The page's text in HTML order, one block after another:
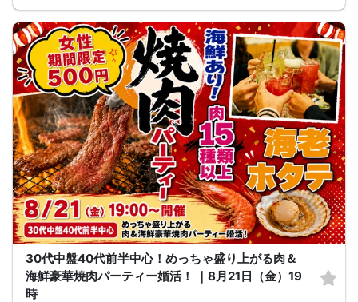
・ディズニーチケットや巨大ぬいぐるみなど豪華景品が当たるチャンスあり
・年齢制限なしで、幅広い出会いのきっかけを作りやすい！
📋 【イベント概要】
所要時間： 約2時間15分
進行形式： グループトーク ＋ ビンゴ大会 ＋ 個別トーク
ご飲食： あり（お食事付き）
対象： 年齢制限なしの独身男女
最少催行人数： 男女各5対5から開催
⚠️ 注意事項【キャンセルポリシー】
開催前日までに最小催行人数（5対5）に満たない場合は中止となります。不催行
の際は前日までにご連絡いたします（急なキャンセルによる不催行時も都度ご連
絡します）。
3日前より発生するキャンセル料については、運営上キャンセル料（活動費）が発
生することがございます。（一般参加費100％）
一度お申し込みをされたパーティーをキャンセルする場合：オミカレのシステム
上「キャンセル処理料（2,000円）」が発生します。
※一度キャンセルしたパーティーを再度ご予約された場合でも、≪キャンセル処理
の回数≫に応じてキャンセル処理費が発生いたします。
キャンセル料の支払いは銀行振り込みとなります。（後日振込先をご連絡させて
頂きます）
申し込み完了はメールにて送らせて頂いております。メールが届かない場合（Ｐ
Ｃからの受信拒否設定やセキュリティレベルなど）は必ず再度問い合わせをする
ようにお願いいたします。
30代中盤40代前半中心！めっちゃ盛り上がる肉＆
海鮮豪華焼肉パーティー婚活！ ｜8月21日（金）19
時